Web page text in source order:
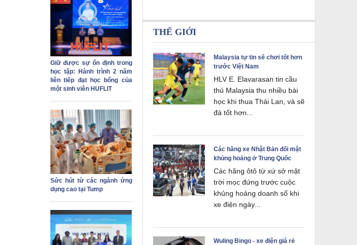
Giữ được sự ổn định trong
học tập: Hành trình 2 năm
liên tiếp đạt học bổng của
một sinh viên HUFLIT
Sức hút từ các ngành ứng
dụng cao tại Tump
THẾ GIỚI
Malaysia tự tin sẽ chơi tốt hơn
trước Việt Nam
HLV E. Elavarasan tin cầu
thủ Malaysia thu nhiều bài
học khi thua Thái Lan, và sẽ
đá tốt hơn...
Các hãng xe Nhật Bản đối mặt
khủng hoảng ở Trung Quốc
Các hãng ôtô từ xứ sở mặt
trời mọc đứng trước cuộc
khủng hoảng doanh số khi
xe điện ngày...
Wuling Bingo - xe điện giá rẻ